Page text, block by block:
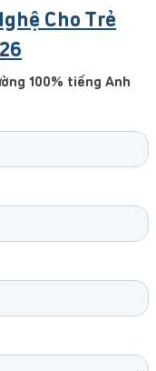
Cho Trẻ
100% tiếng Anh